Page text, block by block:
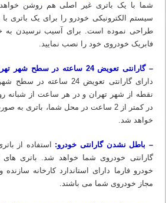
شما با یک باتری غیر اصلی هم روشن خواهد
سیستم الکترونیکی خودرو را برای یک
طراحی نموده است. برای آسیب نرسیدن به
فابریک خودروی خود را نصب نمایید.
– گارانتی تعویض 24 ساعته در سطح شهر تهران:
دارای گارانتی تعویض 24
نقطه از شهر تهران و در هر ساعت از شبانه
در کمتر از 2 ساعت در محل شما، باتری
خواهد شد.
– باطل نشدن گارانتی خودرو: استفاده از
گارانتی خودروی شما خواهد شد. باتری
خودرو فارما دارای استاندارد کارخانه سازنده
مجاز خودروی شما می باشند.